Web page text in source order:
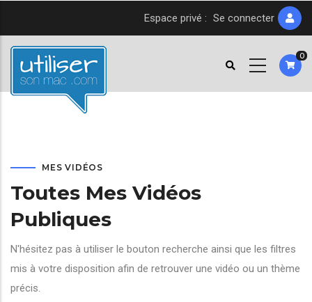
contenu
principal
Espace privé : Se connecter
0
MES VIDÉOS
Toutes Mes Vidéos
Publiques
N'hésitez pas à utiliser le bouton recherche ainsi que les filtres
mis à votre disposition afin de retrouver une vidéo ou un thème
précis.